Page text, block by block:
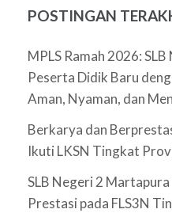
POSTINGAN
MPLS Ramah 2026:
Peserta Didik Baru
Aman, Nyaman, dan
Berkarya dan
Ikuti LKSN Tingkat
SLB Negeri 2
Prestasi pada FLS3N